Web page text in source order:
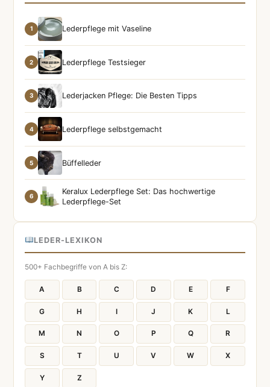
1 Lederpflege mit Vaseline
2 Lederpflege Testsieger
3 Lederjacken Pflege: Die Besten Tipps
4 Lederpflege selbstgemacht
5 Büffelleder
6
Keralux Lederpflege Set: Das hochwertige
Lederpflege-Set
LEDER-LEXIKON
500+ Fachbegriffe von A bis Z:
A B C D E F
G H I J K L
M N O P Q R
S T U V W X
Y Z